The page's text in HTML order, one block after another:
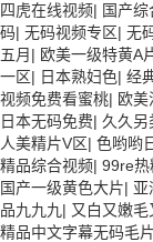
四虎在线视频| 国产
码| 无码视频专区| 无
五月 | 欧美一级特黄A
一区| 日本熟妇色| 经
视频免费看蜜桃| 欧
日本无码免费| 久久另
人美精片V区| 色哟哟
精品综合视频| 99re热
国产一级黄色大片| 亚
品九九九 | 又白又嫩毛
精品中文字幕无码毛片